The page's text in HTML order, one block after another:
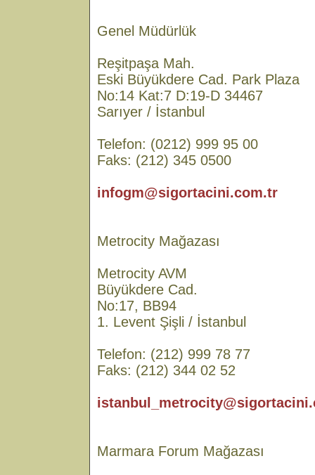
Genel Müdürlük
Reşitpaşa Mah.
Eski Büyükdere Cad. Park Plaza
No:14 Kat:7 D:19-D 34467
Sarıyer / İstanbul
Telefon: (0212) 999 95 00
Faks: (212) 345 0500
infogm@sigortacini.com.tr
Metrocity Mağazası
Metrocity AVM
Büyükdere Cad.
No:17, BB94
1. Levent Şişli / İstanbul
Telefon: (212) 999 78 77
Faks: (212) 344 02 52
Marmara Forum Mağazası